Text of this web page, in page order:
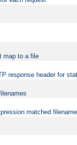
map to a file
response header for
matched